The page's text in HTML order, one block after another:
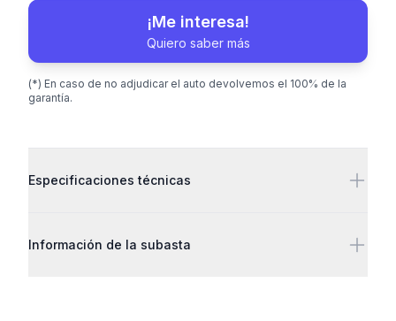
¡Me interesa!
Quiero saber más
(*) En caso de no adjudicar el auto devolvemos el 100% de la
garantía.
Especificaciones técnicas
Información de la subasta